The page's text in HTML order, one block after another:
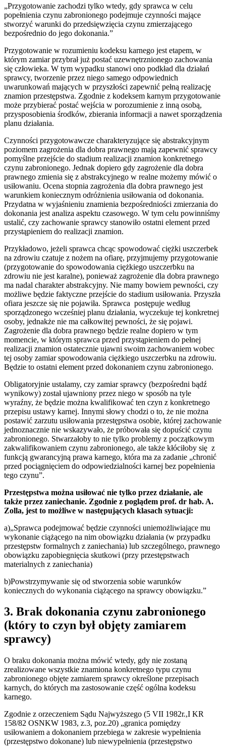
„Przygotowanie zachodzi tylko wtedy, gdy sprawca w celu
popełnienia czynu zabronionego podejmuje czynności mające
stworzyć warunki do przedsięwzięcia czynu zmierzającego
bezpośrednio do jego dokonania.”
Przygotowanie w rozumieniu kodeksu karnego jest etapem, w
którym zamiar przybrał już postać uzewnętrznionego zachowania
się człowieka. W tym wypadku stanowi ono podkład dla działań
sprawcy, tworzenie przez niego samego odpowiednich
uwarunkowań mających w przyszłości zapewnić pełną realizację
znamion przestępstwa. Zgodnie z kodeksem karnym przygotowanie
może przybierać postać wejścia w porozumienie z inną osobą,
przysposobienia środków, zbierania informacji a nawet sporządzenia
planu działania.
Czynności przygotowawcze charakteryzujące się abstrakcyjnym
poziomem zagrożenia dla dobra prawnego mają zapewnić sprawcy
pomyślne przejście do stadium realizacji znamion konkretnego
czynu zabronionego. Jednak dopiero gdy zagrożenie dla dobra
prawnego zmienia się z abstrakcyjnego w realne możemy mówić o
usiłowaniu. Ocena stopnia zagrożenia dla dobra prawnego jest
warunkiem koniecznym odróżnienia usiłowania od dokonania.
Przydatna w wyjaśnieniu znamienia bezpośredniości zmierzania do
dokonania jest analiza aspektu czasowego. W tym celu powinniśmy
ustalić, czy zachowanie sprawcy stanowiło ostatni element przed
przystąpieniem do realizacji znamion.
Przykładowo, jeżeli sprawca chcąc spowodować ciężki uszczerbek
na zdrowiu czatuje z nożem na ofiarę, przyjmujemy przygotowanie
(przygotowanie do spowodowania ciężkiego uszczerbku na
zdrowiu nie jest karalne), ponieważ zagrożenie dla dobra prawnego
ma nadal charakter abstrakcyjny. Nie mamy bowiem pewności, czy
możliwe będzie faktyczne przejście do stadium usiłowania. Przyszła
ofiara jeszcze się nie pojawiła. Sprawca postępuje według
sporządzonego wcześniej planu działania, wyczekuje tej konkretnej
osoby, jednakże nie ma całkowitej pewności, że się pojawi.
Zagrożenie dla dobra prawnego będzie realne dopiero w tym
momencie, w którym sprawca przed przystąpieniem do pełnej
realizacji znamion ostatecznie ujawni swoim zachowaniem wobec
tej osoby zamiar spowodowania ciężkiego uszczerbku na zdrowiu.
Będzie to ostatni element przed dokonaniem czynu zabronionego.
Obligatoryjnie ustalamy, czy zamiar sprawcy (bezpośredni bądź
wynikowy) został ujawniony przez niego w sposób na tyle
wyraźny, że będzie można kwalifikować ten czyn z konkretnego
przepisu ustawy karnej. Innymi słowy chodzi o to, że nie można
postawić zarzutu usiłowania przestępstwa osobie, której zachowanie
jednoznacznie nie wskazywało, że próbowała się dopuścić czynu
zabronionego. Stwarzałoby to nie tylko problemy z początkowym
zakwalifikowaniem czynu zabronionego, ale także kłóciłoby się z
funkcją gwarancyjną prawa karnego, która ma za zadanie „chronić
przed pociągnięciem do odpowiedzialności karnej bez popełnienia
tego czynu”.
Przestępstwa można usiłować nie tylko przez działanie, ale
także przez zaniechanie. Zgodnie z poglądem prof. dr hab. A.
Zolla, jest to możliwe w następujących klasach sytuacji:
a)„Sprawca podejmować będzie czynności uniemożliwiające mu
wykonanie ciążącego na nim obowiązku działania (w przypadku
przestępstw formalnych z zaniechania) lub szczególnego, prawnego
obowiązku zapobiegnięcia skutkowi (przy przestępstwach
materialnych z zaniechania)
b)Powstrzymywanie się od stworzenia sobie warunków
koniecznych do wykonania ciążącego na sprawcy obowiązku.”
3. Brak dokonania czynu zabronionego
(który to czyn był objęty zamiarem
sprawcy)
O braku dokonania można mówić wtedy, gdy nie zostaną
zrealizowane wszystkie znamiona konkretnego typu czynu
zabronionego objęte zamiarem sprawcy określone przepisach
karnych, do których ma zastosowanie część ogólna kodeksu
karnego.
Zgodnie z orzeczeniem Sądu Najwyższego (5 VII 1982r.,I KR
158/82 OSNKW 1983, z.3, poz.20) „granica pomiędzy
usiłowaniem a dokonaniem przebiega w zakresie wypełnienia
(przestępstwo dokonane) lub niewypełnienia (przestępstwo